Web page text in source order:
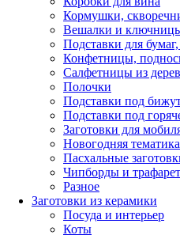
Кормушки,
Вешалки и
Подставки для
Конфетницы,
Салфетницы из
Полочки
Подставки под
Подставки под
Заготовки для
Новогодняя тематика
Пасхальные
Чипборды и
Разное
Заготовки из керамики
Посуда и интерьер
Коты